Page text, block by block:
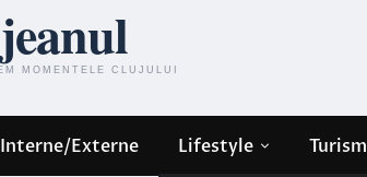
Interne/Externe Lifestyle Turism